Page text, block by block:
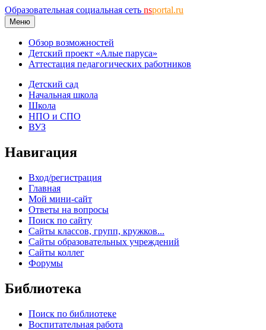
Образовательная социальная сеть nsportal.ru
Меню
Обзор возможностей
Детский проект «Алые паруса»
Аттестация педагогических работников
Детский сад
Начальная школа
Школа
НПО и СПО
ВУЗ
Навигация
Вход/регистрация
Главная
Мой мини-сайт
Ответы на вопросы
Поиск по сайту
Сайты классов, групп, кружков...
Сайты образовательных учреждений
Сайты коллег
Форумы
Библиотека
Поиск по библиотеке
Воспитательная работа